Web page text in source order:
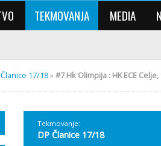
TEKMOVANJA MEDIA
17/18»#7 Hk Olimpija : HK ECE
Tekmovanje:
DP Članice 17/18